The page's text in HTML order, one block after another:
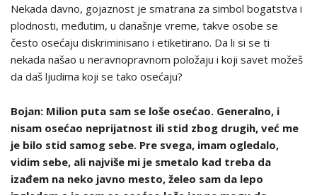
Nekada davno, gojaznost je smatrana za simbol bogatstva i
plodnosti, međutim, u današnje vreme, takve osobe se
često osećaju diskriminisano i etiketirano. Da li si se ti
nekada našao u neravnopravnom položaju i koji savet možeš
da daš ljudima koji se tako osećaju?
Bojan: Milion puta sam se loše osećao. Generalno, i
nisam osećao neprijatnost ili stid zbog drugih, već me
je bilo stid samog sebe. Pre svega, imam ogledalo,
vidim sebe, ali najviše mi je smetalo kad treba da
izađem na neko javno mesto, želeo sam da lepo